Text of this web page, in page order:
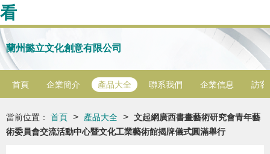
看
蘭州懿立文化創意有限公司
首頁 企業簡介 產品大全 聯系我們 企業信息 訪客
當前位置： 首頁 > 產品大全 > 文起網廣西書畫藝術研究會青年藝
術委員會交流活動中心暨文化工業藝術館揭牌儀式圓滿舉行